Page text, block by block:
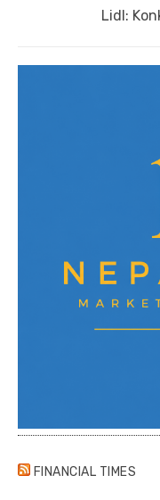
Next
Lidl:
FINANCIAL TIMES